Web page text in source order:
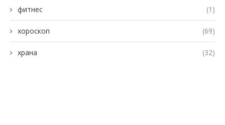
фитнес (1)
хороскоп (69)
храна (32)